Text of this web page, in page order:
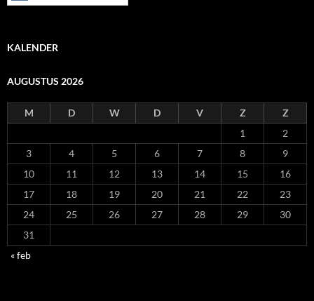
KALENDER
AUGUSTUS 2026
M D W D V Z
Z
1
2
3
4 5 6 7 8
9
10
11 12 13 14 15
16
17
18 19 20 21 22
23
24
25 26 27 28 29
30
31
« feb